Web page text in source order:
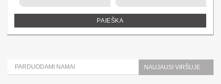
PAIEŠKA
PARDUODAMI NAMAI NAUJAUSI VIRŠUJE